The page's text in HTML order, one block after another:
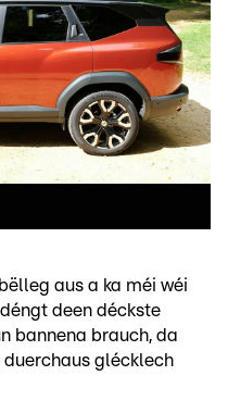
aus a ka méi wéi
deen déckste
bannena brauch, da
duerchaus glécklech